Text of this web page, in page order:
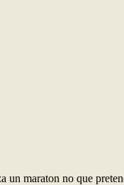
un maraton no que